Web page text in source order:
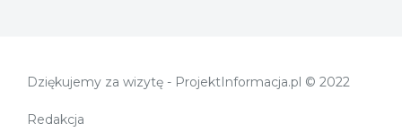
Dziękujemy za wizytę - ProjektInformacja.pl © 2022
Redakcja